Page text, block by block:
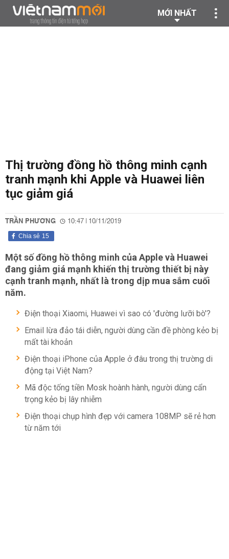
MỚI NHẤT
Thị trường đồng hồ thông minh cạnh
tranh mạnh khi Apple và Huawei liên
tục giảm giá
TRẦN PHƯƠNG 10:47 | 10/11/2019
15
Chia sẻ
Một số đồng hồ thông minh của Apple và Huawei
đang giảm giá mạnh khiến thị trường thiết bị này
cạnh tranh mạnh, nhất là trong dịp mua sắm cuối
năm.
Điện thoại Xiaomi, Huawei vì sao có 'đường lưỡi bò'?
Email lừa đảo tái diễn, người dùng cần đề phòng kẻo bị
mất tài khoản
Điện thoại iPhone của Apple ở đâu trong thị trường di
động tại Việt Nam?
Mã độc tống tiền Mosk hoành hành, người dùng cẩn
trọng kẻo bị lây nhiễm
Điện thoại chụp hình đẹp với camera 108MP sẽ rẻ hơn
từ năm tới